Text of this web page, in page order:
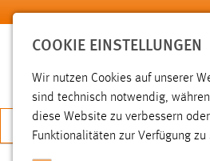
Zum Hauptinhalt springen
JETZT
COOKIE EINSTELLUNGEN
Wir nutzen Cookies auf unserer
sind technisch notwendig,
diese Website zu verbessern
Funktionalitäten zur Verfügung zu